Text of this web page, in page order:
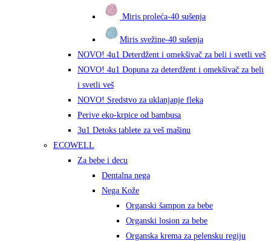
Miris proleća-40 sušenja
Miris svežine-40 sušenja
NOVO! 4u1 Deterdžent i omekšivač za beli i svetli veš
NOVO! 4u1 Dopuna za deterdžent i omekšivač za beli
i svetli veš
NOVO! Sredstvo za uklanjanje fleka
Perive eko-krpice od bambusa
3u1 Detoks tablete za veš mašinu
ECOWELL
Za bebe i decu
Dentalna nega
Nega Kože
Organski šampon za bebe
Organski losion za bebe
Organska krema za pelensku regiju